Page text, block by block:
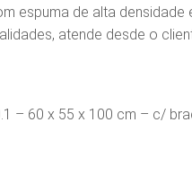
espuma de alta
atende desde o
– 60 x 55 x 100 cm – c/